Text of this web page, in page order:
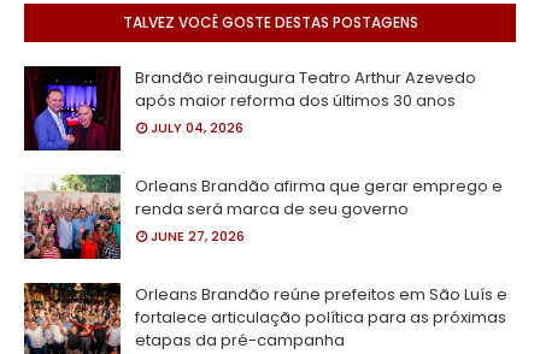
TALVEZ VOCÊ GOSTE DESTAS POSTAGENS
Brandão reinaugura Teatro Arthur Azevedo
após maior reforma dos últimos 30 anos
JULY 04, 2026
Orleans Brandão afirma que gerar emprego e
renda será marca de seu governo
JUNE 27, 2026
Orleans Brandão reúne prefeitos em São Luís e
fortalece articulação política para as próximas
etapas da pré-campanha